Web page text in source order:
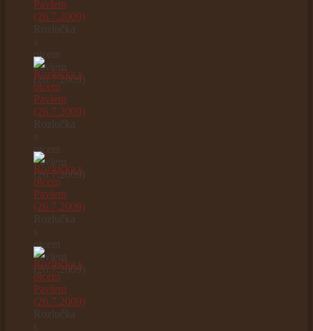
Rozlučka
s
otcem
Pavlem
(26.7.2009)
Rozlučka
s
otcem
Pavlem
(26.7.2009)
Rozlučka
s
otcem
Pavlem
(26.7.2009)
Rozlučka
s